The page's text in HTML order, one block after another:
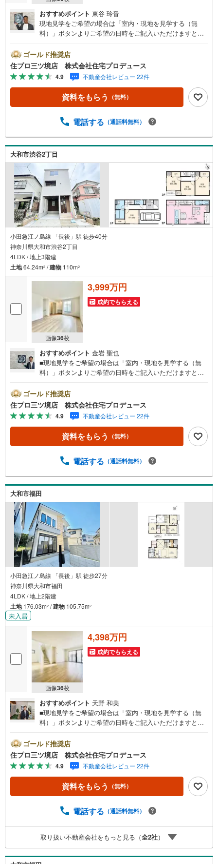
おすすめポイント 東谷 玲音
現地見学をご希望の場合は「室内・現地を見学する（無
料）」ボタンよりご希望の日時をご記入いただけますとス
間市エリアに強い！ 住プロは、大和市・綾瀬市・座間市エ
リアの不動産売買専門会社です！最新物件情報や当社限定
で販売する物件情報も多数ございますので、お気軽にお問
合せ下さい！ -------------- 弊社独自の住宅ローン提案システ
ム 弊社ではファイナンシャル専門スタッフによる【丁寧な
資金アドバイス】【ファイナンシャルプラン提案書の作
【定年時の住宅ローン残高】【住宅購入者だけが加入でき
ナス】これから多くなる【教育費】住宅を買った後から始
まる【住宅ローン返済】65歳以上から必要になる【老後の
費用負担】住宅探しの【このタイミング】で不安な部分を
明確にしていきませんか？？ --------------
ゴールド推奨店
住プロ三ツ境店 株式会社住宅プロデュース
4.9 不動産会社レビュー 22件
資料をもらう （無料）
電話する （通話料無料）
大和市渋谷2丁目
小田急江ノ島線 「長後」駅 徒歩40分
神奈川県大和市渋谷2丁目
4LDK / 地上3階建
土地64.24m2 /建物 110m2
画像36枚
3,999万円
成約でもらえる
おすすめポイント 金岩 聖也
■現地見学をご希望の場合は「室内・現地を見学する（無
料）」ボタンよりご希望の日時をご記入いただけますとス
座間市エリアに強い！ 住プロは、大和市・綾瀬市・座間市
エリアの不動産売買専門会社です！最新物件情報や当社限
定で販売する物件情報も多数ございますので、お気軽にお
問合せ下さい！ -------------- 弊社独自の住宅ローン提案シス
テム 弊社ではファイナンシャル専門スタッフによる【丁寧
な資金アドバイス】【ファイナンシャルプラン提案書の作
【定年時の住宅ローン残高】【住宅購入者だけが加入でき
ナス】これから多くなる【教育費】住宅を買った後から始
まる【住宅ローン返済】65歳以上から必要になる【老後の
費用負担】住宅探しの【このタイミング】で不安な部分を
明確にしていきませんか？？ --------------
ゴールド推奨店
住プロ三ツ境店 株式会社住宅プロデュース
4.9 不動産会社レビュー 22件
資料をもらう （無料）
電話する （通話料無料）
大和市福田
小田急江ノ島線 「長後」駅 徒歩27分
神奈川県大和市福田
4LDK / 地上2階建
土地176.03m2 /建物 105.75m2
未入居
画像36枚
4,398万円
成約でもらえる
おすすめポイント 天野 和美
■現地見学をご希望の場合は「室内・現地を見学する（無
料）」ボタンよりご希望の日時をご記入いただけますとス
リアに強い！ 住プロは大和市・綾瀬市エリアの不動産売買
専門会社です！最新物件情報や当社限定で販売する物件情
報も多数ございますので、お気軽にお問合せ下さい！ -------
------- 弊社独自の住宅ローン提案システム 弊社ではファイ
ナンシャル専門スタッフによる【丁寧な資金アドバイス】
【ファイナンシャルプラン提案書の作成】を随時行ってお
ン残高】【住宅購入者だけが加入できる無料の生命保険】
なる【教育費】住宅を買った後から始まる【住宅ローン返
済】65歳以上から必要になる【老後の費用負担】住宅探し
の【このタイミング】で不安な部分を明確にしていきませ
んか？？ --------------
ゴールド推奨店
住プロ三ツ境店 株式会社住宅プロデュース
4.9 不動産会社レビュー 22件
資料をもらう （無料）
電話する （通話料無料）
取り扱い不動産会社をもっと見る（全2社）